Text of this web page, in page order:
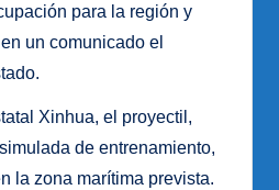
para la región y
un comunicado el
Xinhua, el proyectil,
de entrenamiento,
la zona marítima prevista.